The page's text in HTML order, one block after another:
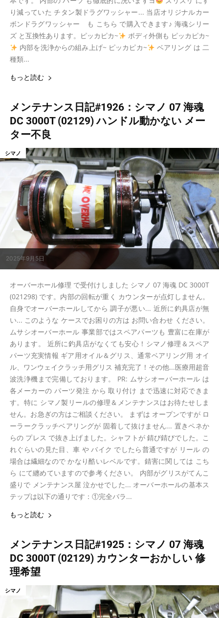
り減っていた チタン製ドラグワッシャー... 当店オリジナルカー
ボンドラグワッシャー も こちら で購入できます♪ 海魂シリー
ズ と互換性あります。ピッカピカ~
ボディ外側も ピッカピカ~
内部を洗浄からの組み上げ~ ピッカピカ~
ベアリング は 二
種類...
もっと読む
メンテナンス日記#1926：シマノ 07 海魂
DC 3000T (02129) ハンドル動かない メー
ター不良
2025年9月5日
シマノ
オーバーホール修理 で受付けしました シマノ 07 海魂 DC 3000T
(021298) です。内部の回転が重く カウンターが点灯しません。
自身でオーバーホールしてから 調子が悪い... 近所に釣具店が無
い... このような ケースでお困りの方は お問い合わせ ください。
ムサシオーバーホール 事業部ではスペアパーツも 豊富に在庫が
あります。 近所に釣具店がなくても安心！シマノ修理＆スペア
パーツ充実情報 ギア用オイル＆グリス、通常ベアリング用 オイ
ル、ワンウェイクラッチ用グリス 補充完了！その他...医療用超音
波洗浄機まで完備しております。 PR: ムサシオーバーホール は
各メーカーの パーツ発注 から 取り付け まで迅速に対応できま
す。特に シマノ製リールの修理＆メンテナンスはお待たせしま
せん。お急ぎの方はご相談ください。 まずは オープンですが ロ
ーラークラッチベアリングが 固着して抜けません... 置きペネか
らの プレス で抜き上げました。シャフトが 錆び錆びでした。こ
れぐらいの見た目、車 や バイク でしたら普通ですが リール の
場合は繊細なので かなり酷いレベルです。錆害に関しては こち
ら にて纏めていますので参考ください。 内部がグリスがてんこ
盛りで メンテナンス屋 泣かせでした... オーバーホールの基本ス
テップは以下の通りです：①完全バラ...
もっと読む
メンテナンス日記#1925：シマノ 07 海魂
DC 3000T (02129) カウンターおかしい 修
理希望
シマノ